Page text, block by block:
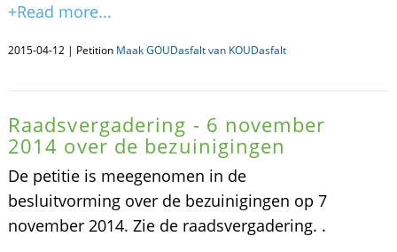
+Read more...
2015-04-12 | Petition Maak GOUDasfalt van KOUDasfalt
Raadsvergadering - 6 november
2014 over de bezuinigingen
De petitie is meegenomen in de
besluitvorming over de bezuinigingen op 7
november 2014. Zie de raadsvergadering. .